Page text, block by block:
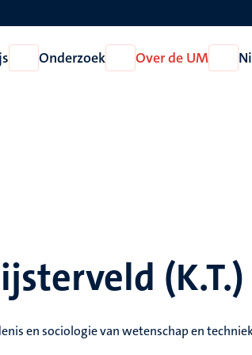
Open
Onderwijs
Onderzoek
Open
Onderzoek
Over de UM
Open
Over
(K.T.)
en sociologie van wetenschap en